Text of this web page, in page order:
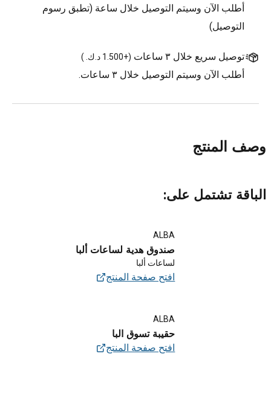
أطلب الآن وسيتم التوصيل خلال ساعة (تطبق رسوم
التوصيل)
توصيل سريع خلال ٣ ساعات (+1.500 د.ك. )
أطلب الآن وسيتم التوصيل خلال ٣ ساعات.
وصف المنتج
الباقة تشتمل على:
ALBA
صندوق هدية لساعات ألبا
لساعات ألبا
افتح صفحة المنتج
ALBA
حقيبة تسوق البا
افتح صفحة المنتج